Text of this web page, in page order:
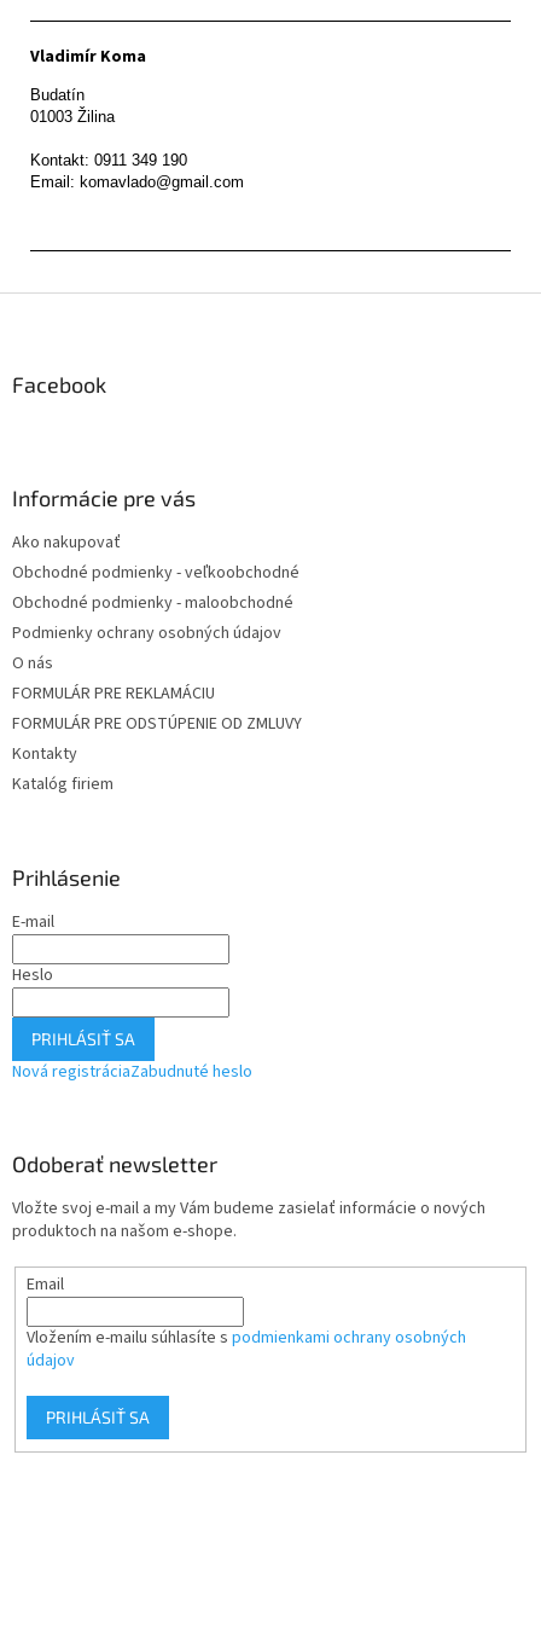
Vladimír Koma
Budatín
01003 Žilina
Kontakt: 0911 349 190
Facebook
Informácie pre vás
Ako nakupovať
Obchodné podmienky - veľkoobchodné
Obchodné podmienky - maloobchodné
Podmienky ochrany osobných údajov
O nás
FORMULÁR PRE REKLAMÁCIU
FORMULÁR PRE ODSTÚPENIE OD ZMLUVY
Kontakty
Katalóg firiem
Prihlásenie
E-mail
Heslo
PRIHLÁSIŤ SA
Nová registráciaZabudnuté heslo
Odoberať newsletter
Vložte svoj e-mail a my Vám budeme zasielať informácie o nových
produktoch na našom e-shope.
Email
Vložením e-mailu súhlasíte s podmienkami ochrany osobných
údajov
PRIHLÁSIŤ SA